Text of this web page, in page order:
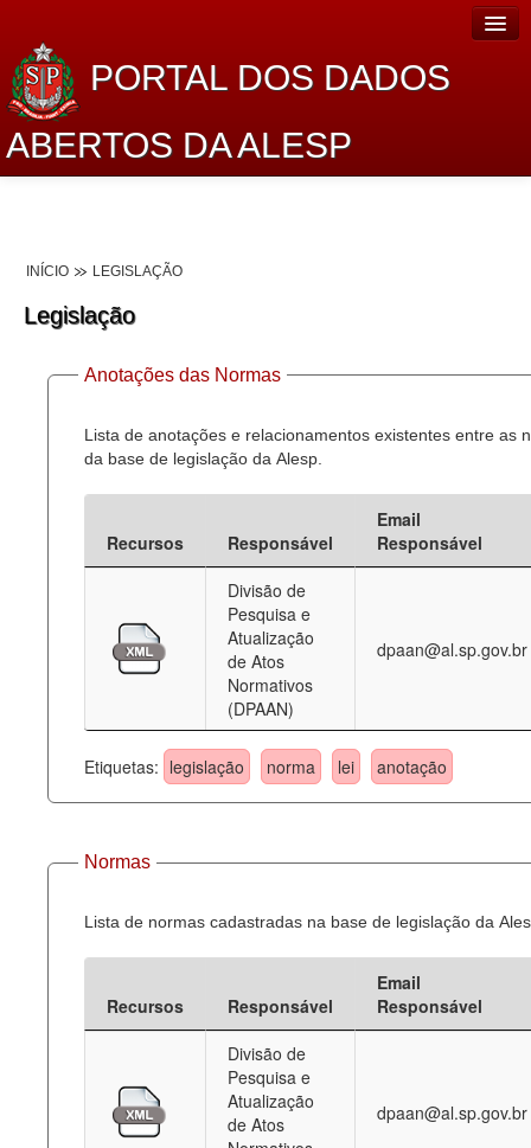
PORTAL DOS DADOS
ABERTOS DA ALESP
Dados Abertos Alesp
Lei de Acesso à Informação
Dados Governamentais Abertos
Planejamento
Deputados Estaduais
Legislação
Perguntas frequentes
Contato
INÍCIO LEGISLAÇÃO
Legislação
Anotações das Normas
Lista de anotações e relacionamentos existentes entre as
da base de legislação da Alesp.
Recursos Responsável
Email
Responsável
Divisão de
Pesquisa e
Atualização
de Atos
Normativos
(DPAAN)
dpaan@al.sp.gov.br
Etiquetas: legislação norma lei anotação
Normas
Lista de normas cadastradas na base de legislação da
Recursos Responsável
Email
Responsável
Divisão de
Pesquisa e
Atualização
de Atos
dpaan@al.sp.gov.br